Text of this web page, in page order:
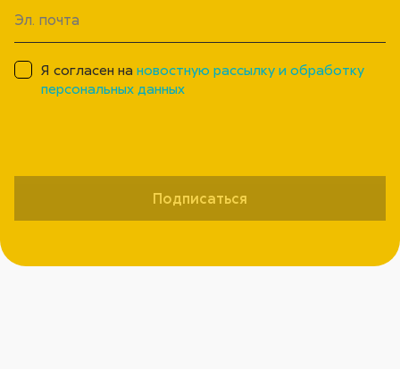
Я согласен нановостную рассылку и обработку
персональных данных
Подписаться